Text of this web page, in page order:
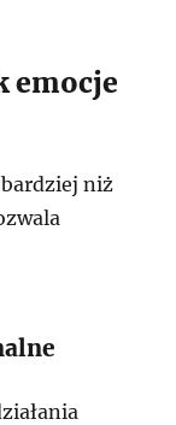
emocje
niż